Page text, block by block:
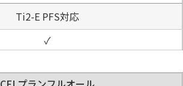
Ti2-E PFS対応
✓